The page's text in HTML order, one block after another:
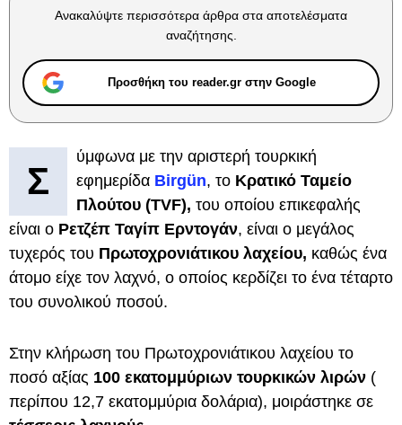
Ανακαλύψτε περισσότερα άρθρα στα αποτελέσματα
αναζήτησης.
Προσθήκη του reader.gr στην Google
Σ
ύμφωνα με την αριστερή τουρκική
εφημερίδα Birgün, το Κρατικό Ταμείο
Πλούτου (TVF), του οποίου επικεφαλής
είναι ο Ρετζέπ Ταγίπ Ερντογάν, είναι ο μεγάλος
τυχερός του Πρωτοχρονιάτικου λαχείου, καθώς ένα
άτομο είχε τον λαχνό, ο οποίος κερδίζει το ένα τέταρτο
του συνολικού ποσού.
Στην κλήρωση του Πρωτοχρονιάτικου λαχείου το
ποσό αξίας 100 εκατομμύριων τουρκικών λιρών (
περίπου 12,7 εκατομμύρια δολάρια), μοιράστηκε σε